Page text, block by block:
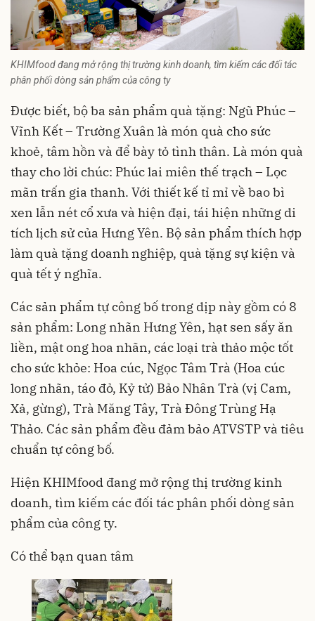
KHIMfood đang mở rộng thị trường kinh doanh, tìm kiếm các đối tác
phân phối dòng sản phẩm của công ty
Được biết, bộ ba sản phẩm quà tặng: Ngũ Phúc –
Vĩnh Kết – Trường Xuân là món quà cho sức
khoẻ, tâm hồn và để bày tỏ tình thân. Là món quà
thay cho lời chúc: Phúc lai miên thế trạch – Lọc
mãn trấn gia thanh. Với thiết kế tỉ mỉ về bao bì
xen lẫn nét cổ xưa và hiện đại, tái hiện những di
tích lịch sử của Hưng Yên. Bộ sản phẩm thích hợp
làm quà tặng doanh nghiệp, quà tặng sự kiện và
quà tết ý nghĩa.
Các sản phẩm tự công bố trong dịp này gồm có 8
sản phẩm: Long nhãn Hưng Yên, hạt sen sấy ăn
liền, mật ong hoa nhãn, các loại trà thảo mộc tốt
cho sức khỏe: Hoa cúc, Ngọc Tâm Trà (Hoa cúc
long nhãn, táo đỏ, Kỷ tử) Bảo Nhân Trà (vị Cam,
Xả, gừng), Trà Măng Tây, Trà Đông Trùng Hạ
Thảo. Các sản phẩm đều đảm bảo ATVSTP và tiêu
chuẩn tự công bố.
Hiện KHIMfood đang mở rộng thị trường kinh
doanh, tìm kiếm các đối tác phân phối dòng sản
phẩm của công ty.
Có thể bạn quan tâm